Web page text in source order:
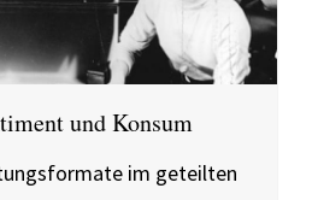
und Konsum
im geteilten